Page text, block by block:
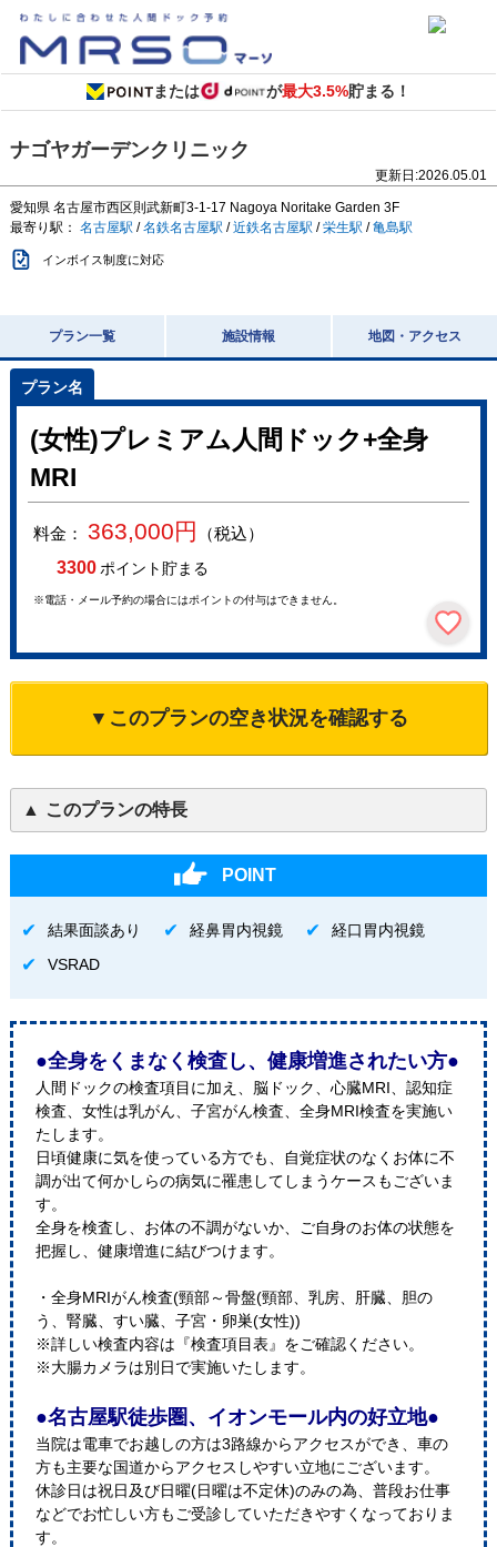
または が最大3.5%貯まる！
ナゴヤガーデンクリニック
更新日:2026.05.01
愛知県 名古屋市西区則武新町3-1-17 Nagoya Noritake Garden 3F
最寄り駅： 名古屋駅 /名鉄名古屋駅 /近鉄名古屋駅 /栄生駅 /亀島駅
インボイス制度に対応
プラン一覧 施設情報 地図・アクセス
(女性)プレミアム人間ドック+全身
MRI
料金： 363,000円
（税込）
3300ポイント貯まる
※電話・メール予約の場合にはポイントの付与はできません。
▼このプランの空き状況を確認する
このプランの特長
POINT
結果面談あり 経鼻胃内視鏡
経口胃内視鏡
VSRAD
●全身をくまなく検査し、健康増進されたい方●
人間ドックの検査項目に加え、脳ドック、心臓MRI、認知症
検査、女性は乳がん、子宮がん検査、全身MRI検査を実施い
たします。
日頃健康に気を使っている方でも、自覚症状のなくお体に不
調が出て何かしらの病気に罹患してしまうケースもございま
す。
全身を検査し、お体の不調がないか、ご自身のお体の状態を
把握し、健康増進に結びつけます。
・全身MRIがん検査(頸部～骨盤(頸部、乳房、肝臓、胆の
う、腎臓、すい臓、子宮・卵巣(女性))
※詳しい検査内容は『検査項目表』をご確認ください。
※大腸カメラは別日で実施いたします。
●名古屋駅徒歩圏、イオンモール内の好立地●
当院は電車でお越しの方は3路線からアクセスができ、車の
方も主要な国道からアクセスしやすい立地にございます。
休診日は祝日及び日曜(日曜は不定休)のみの為、普段お仕事
などでお忙しい方もご受診していただきやすくなっておりま
す。